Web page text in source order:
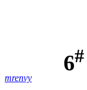
mrenvy
6#